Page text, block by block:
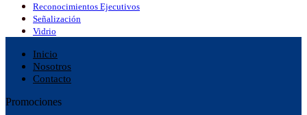
Reconocimientos Ejecutivos
Señalización
Vidrio
Inicio
Nosotros
Contacto
Promociones